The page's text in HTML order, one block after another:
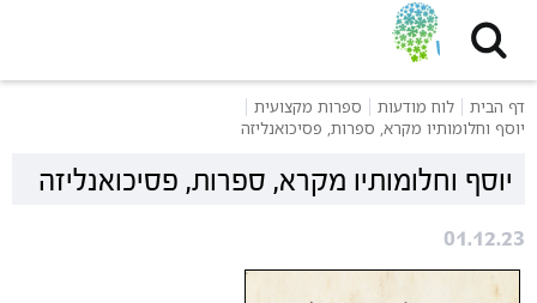
דף הבית לוח מודעות
ספרות מקצועית
יוסף וחלומותיו מקרא, ספרות, פסיכואנליזה
יוסף וחלומותיו מקרא, ספרות, פסיכואנליזה
01.12.23